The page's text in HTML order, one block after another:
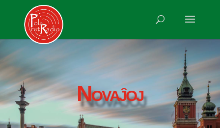
Novaĵoj